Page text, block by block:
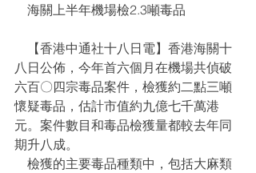
    海關上半年機場檢2.3噸毒品
八日公佈，今年首六個月在機場共偵破
六百〇四宗毒品案件，檢獲約二點三噸
懷疑毒品，估計市值約九億七千萬港
元。案件數目和毒品檢獲量都較去年同
期升八成。